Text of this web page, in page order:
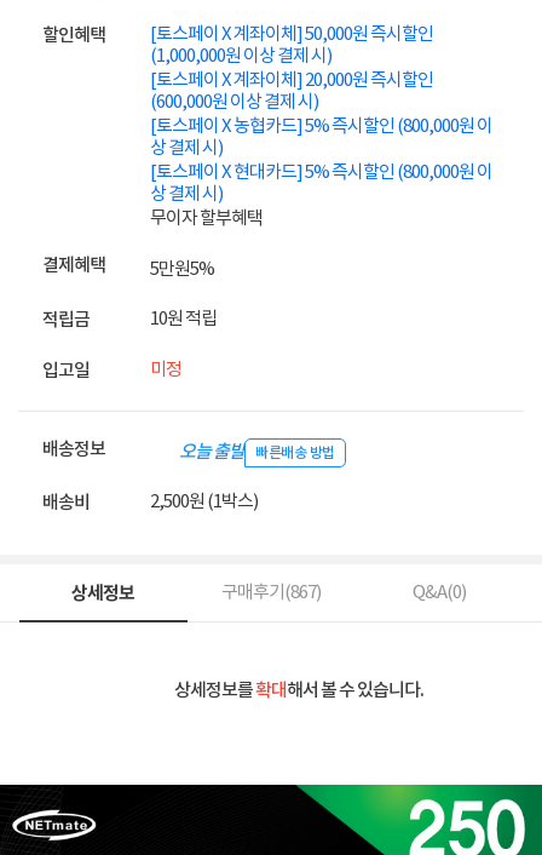
할인혜택
[토스페이 X 계좌이체] 50,000원 즉시할인
(1,000,000원 이상 결제 시)
[토스페이 X 계좌이체] 20,000원 즉시할인
(600,000원 이상 결제 시)
[토스페이 X 농협카드] 5% 즉시할인 (800,000원 이
상 결제 시)
[토스페이 X 현대카드] 5% 즉시할인 (800,000원 이
상 결제 시)
무이자 할부혜택
결제혜택 5만원5%
적립금 10원 적립
입고일 미정
배송정보 오늘 출발 빠른배송 방법
배송비 2,500원 (1박스)
상세정보 구매후기(867) Q&A(0)
상세정보를확대해서 볼 수 있습니다.